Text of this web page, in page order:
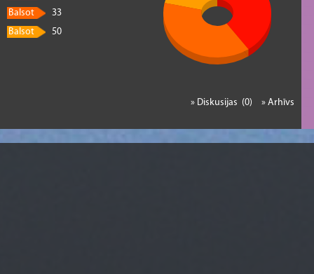
Balsot
33
Balsot
50
» Arhīvs
» Diskusijas (0)